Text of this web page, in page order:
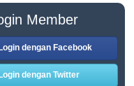
Member
dengan Facebook
dengan Twitter